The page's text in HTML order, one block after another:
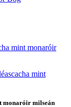
monaróir milseán